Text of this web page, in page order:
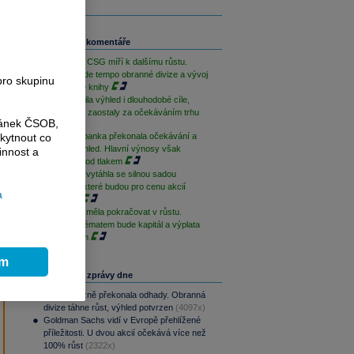
Související komentáře
PREVIEW: CSG míří k dalšímu růstu.
Klíčové bude tempo obranné divize a vývoj
zakázkové knihy
Erste zvýšila výhled i dlouhodobé cíle,
výnosy ale zaostaly za očekáváním trhu
Komerční banka překonala očekávání a
zlepšila výhled. Hlavní výnosy však
zůstávají pod tlakem
Moneta se vytáhla se silnou sadou
výsledků, které budou pro cenu akcií
Moneta by měla pokračovat v růstu.
Klíčovým tématem bude kapitál a výplata
akcionářům
Nejčtenější zprávy dne
CSG výrazně překonala odhady. Obranná
divize táhne růst, výhled potvrzen (4097x)
Goldman Sachs vidí v Evropě přehlížené
příležitosti. U dvou akcií očekává více než
100% růst (2322x)
skupinu
ČSOB,
co
a